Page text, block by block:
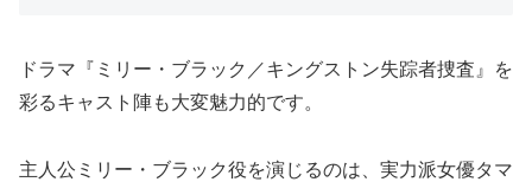
ドラマ『ミリー・ブラック／キングストン失踪者捜査』を
彩るキャスト陣も大変魅力的です。
主人公ミリー・ブラック役を演じるのは、実力派女優タマ